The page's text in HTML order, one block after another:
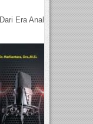
Era Analog